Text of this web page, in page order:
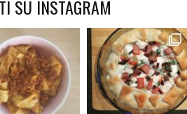
SU INSTAGRAM